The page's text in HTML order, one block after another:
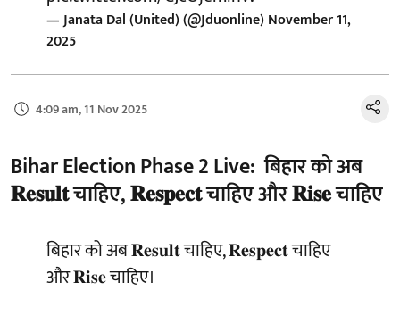
— Janata Dal (United) (@Jduonline)November 11,
2025
4:09 am, 11 Nov 2025
Bihar Election Phase 2 Live: बिहार को अब
𝐑𝐞𝐬𝐮𝐥𝐭 चाहिए, 𝐑𝐞𝐬𝐩𝐞𝐜𝐭 चाहिए और 𝐑𝐢𝐬𝐞 चाहिए
बिहार को अब 𝐑𝐞𝐬𝐮𝐥𝐭 चाहिए, 𝐑𝐞𝐬𝐩𝐞𝐜𝐭 चाहिए
और 𝐑𝐢𝐬𝐞 चाहिए।